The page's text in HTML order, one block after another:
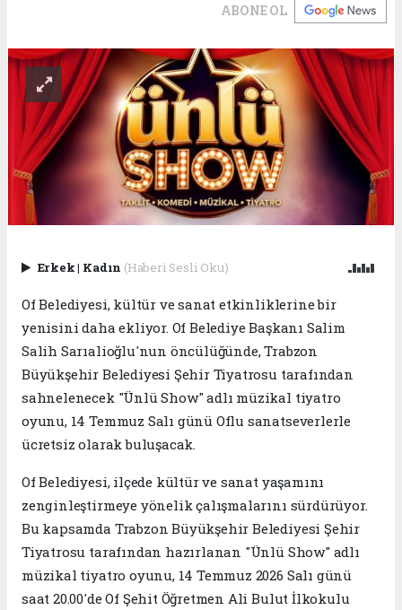
ABONE OL
Erkek| Kadın (Haberi Sesli Oku)
Of Belediyesi, kültür ve sanat etkinliklerine bir
yenisini daha ekliyor. Of Belediye Başkanı Salim
Salih Sarıalioğlu'nun öncülüğünde, Trabzon
Büyükşehir Belediyesi Şehir Tiyatrosu tarafından
sahnelenecek "Ünlü Show" adlı müzikal tiyatro
oyunu, 14 Temmuz Salı günü Oflu sanatseverlerle
ücretsiz olarak buluşacak.
Of Belediyesi, ilçede kültür ve sanat yaşamını
zenginleştirmeye yönelik çalışmalarını sürdürüyor.
Bu kapsamda Trabzon Büyükşehir Belediyesi Şehir
Tiyatrosu tarafından hazırlanan "Ünlü Show" adlı
müzikal tiyatro oyunu, 14 Temmuz 2026 Salı günü
saat 20.00'de Of Şehit Öğretmen Ali Bulut İlkokulu